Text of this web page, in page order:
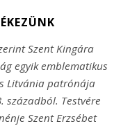
Szent Kingára
egyik emblematikus
Litvánia patrónája
századból. Testvére
Szent Erzsébet